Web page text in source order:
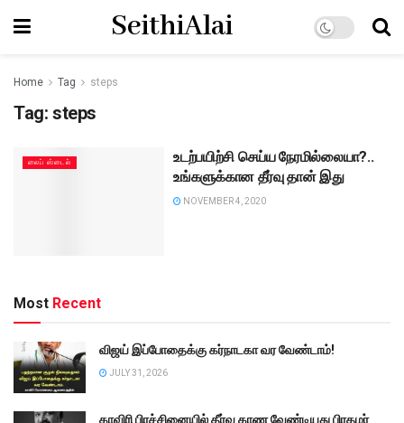
SeithiAlai
Home Tag steps
Tag: steps
லைப் ஸ்டைல்
உடற்பயிற்சி செய்ய நேரமில்லையா?..
உங்களுக்கான தீர்வு தான் இது
NOVEMBER 4, 2020
Most Recent
விஜய் இப்போதைக்கு கர்நாடகா வர வேண்டாம்!
JULY 31, 2026
காவிரி பிரச்சினையில் தீர்வு காண வேண்டியது பிரதமர்